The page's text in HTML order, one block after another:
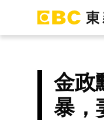
金政
暴，